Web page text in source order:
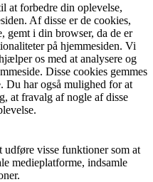
at forbedre din oplevelse,
Af disse er de cookies,
gemt i din browser, da de er
på hjemmesiden. Vi
os med at analysere og
Disse cookies gemmes
Du har også mulighed for at
at fravalg af nogle af disse
visse funktioner som at
medieplatforme, indsamle